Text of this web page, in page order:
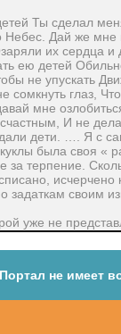
Ты сделал
Дай же
их
ею детей
не упускать
глаз,
мне
И не
дети. …. Я с
была своя
за терпение.
своим
уже не
среда, а дети -
защищает,
это начало
Портал не имеет